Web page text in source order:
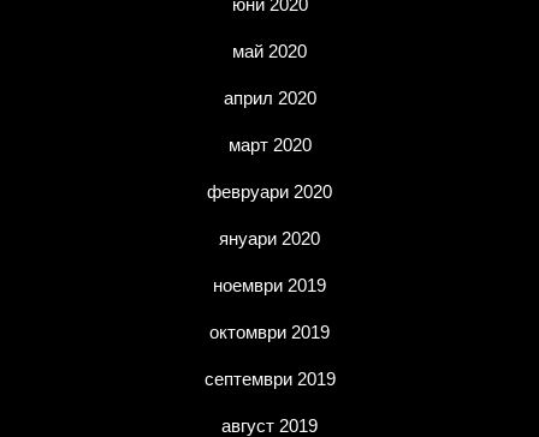
юни 2020
май 2020
април 2020
март 2020
февруари 2020
януари 2020
ноември 2019
октомври 2019
септември 2019
август 2019